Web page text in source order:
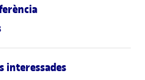
interessades